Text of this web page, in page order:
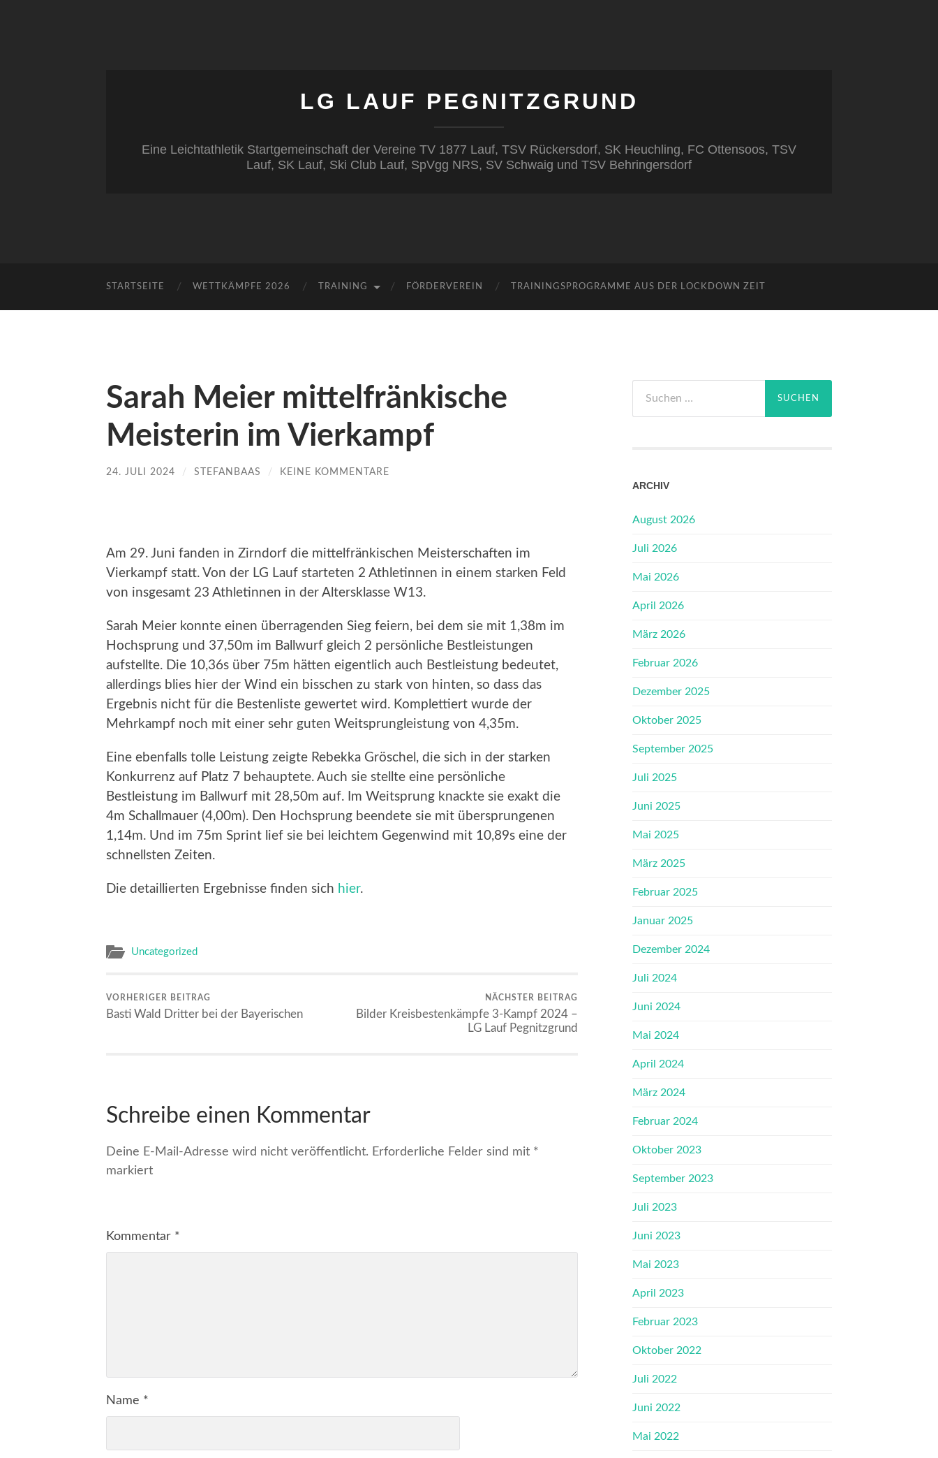
LG LAUF PEGNITZGRUND
Eine Leichtathletik Startgemeinschaft der Vereine TV 1877 Lauf, TSV Rückersdorf, SK Heuchling, FC Ottensoos, TSV
Lauf, SK Lauf, Ski Club Lauf, SpVgg NRS, SV Schwaig und TSV Behringersdorf
STARTSEITE WETTKÄMPFE 2026 TRAINING FÖRDERVEREIN TRAININGSPROGRAMME AUS DER LOCKDOWN ZEIT
Sarah Meier mittelfränkische
Meisterin im Vierkampf
24. JULI 2024 / STEFANBAAS / KEINE KOMMENTARE
Am 29. Juni fanden in Zirndorf die mittelfränkischen Meisterschaften im
Vierkampf statt. Von der LG Lauf starteten 2 Athletinnen in einem starken Feld
von insgesamt 23 Athletinnen in der Altersklasse W13.
Sarah Meier konnte einen überragenden Sieg feiern, bei dem sie mit 1,38m im
Hochsprung und 37,50m im Ballwurf gleich 2 persönliche Bestleistungen
aufstellte. Die 10,36s über 75m hätten eigentlich auch Bestleistung bedeutet,
allerdings blies hier der Wind ein bisschen zu stark von hinten, so dass das
Ergebnis nicht für die Bestenliste gewertet wird. Komplettiert wurde der
Mehrkampf noch mit einer sehr guten Weitsprungleistung von 4,35m.
Eine ebenfalls tolle Leistung zeigte Rebekka Gröschel, die sich in der starken
Konkurrenz auf Platz 7 behauptete. Auch sie stellte eine persönliche
Bestleistung im Ballwurf mit 28,50m auf. Im Weitsprung knackte sie exakt die
4m Schallmauer (4,00m). Den Hochsprung beendete sie mit übersprungenen
1,14m. Und im 75m Sprint lief sie bei leichtem Gegenwind mit 10,89s eine der
schnellsten Zeiten.
Die detaillierten Ergebnisse finden sich hier.
Uncategorized
VORHERIGER BEITRAG
Basti Wald Dritter bei der Bayerischen
NÄCHSTER BEITRAG
Bilder Kreisbestenkämpfe 3-Kampf 2024 –
LG Lauf Pegnitzgrund
Schreibe einen Kommentar
Deine E-Mail-Adresse wird nicht veröffentlicht. Erforderliche Felder sind mit *
markiert
Kommentar *
Name *
nach:
ARCHIV
August 2026
Juli 2026
Mai 2026
April 2026
März 2026
Februar 2026
Dezember 2025
Oktober 2025
September 2025
Juli 2025
Juni 2025
Mai 2025
März 2025
Februar 2025
Januar 2025
Dezember 2024
Juli 2024
Juni 2024
Mai 2024
April 2024
März 2024
Februar 2024
Oktober 2023
September 2023
Juli 2023
Juni 2023
Mai 2023
April 2023
Februar 2023
Oktober 2022
Juli 2022
Juni 2022
Mai 2022